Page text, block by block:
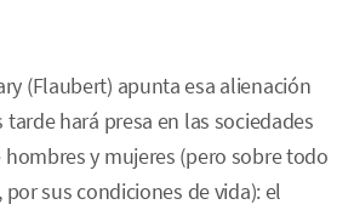
(Flaubert) apunta esa alienación
hará presa en las sociedades
y mujeres (pero sobre todo
sus condiciones de vida): el